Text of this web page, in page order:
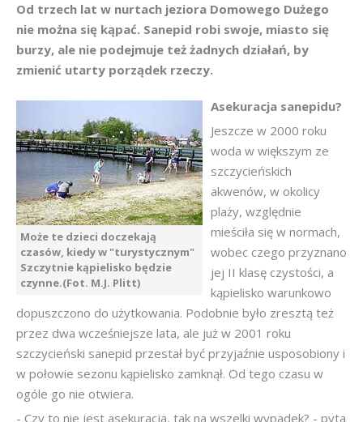
Od trzech lat w nurtach jeziora Domowego Dużego
nie można się kąpać. Sanepid robi swoje, miasto się
burzy, ale nie podejmuje też żadnych działań, by
zmienić utarty porządek rzeczy.
Może te dzieci doczekają
czasów, kiedy w "turystycznym"
Szczytnie kąpielisko będzie
czynne.(Fot. M.J. Plitt)
Asekuracja sanepidu?
Jeszcze w 2000 roku
woda w większym ze
szczycieńskich
akwenów, w okolicy
plaży, względnie
mieściła się w normach,
wobec czego przyznano
jej II klasę czystości, a
kąpielisko warunkowo
dopuszczono do użytkowania. Podobnie było zresztą też
przez dwa wcześniejsze lata, ale już w 2001 roku
szczycieński sanepid przestał być przyjaźnie usposobiony i
w połowie sezonu kąpielisko zamknął. Od tego czasu w
ogóle go nie otwiera.
- Czy to nie jest asekuracja, tak na wszelki wypadek? - pyta